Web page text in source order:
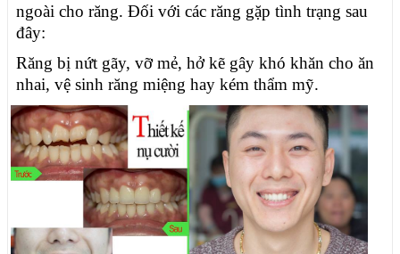
ngoài cho răng. Đối với các răng gặp tình trạng sau
đây:
Răng bị nứt gãy, vỡ mẻ, hở kẽ gây khó khăn cho ăn
nhai, vệ sinh răng miệng hay kém thẩm mỹ.